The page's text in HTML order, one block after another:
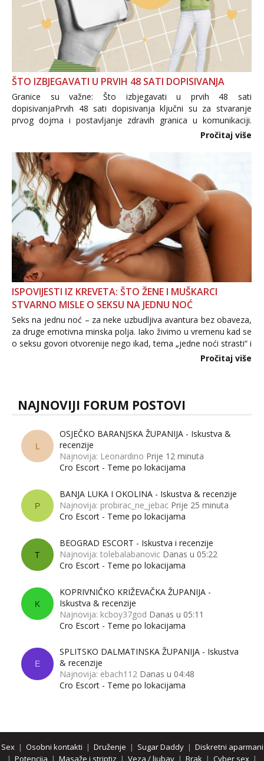
ŠTO IZBJEGAVATI U PRVIH 48 SATI DOPISIVANJA
Granice su važne: Što izbjegavati u prvih 48 sati
dopisivanjaPrvih 48 sati dopisivanja ključni su za stvaranje
prvog dojma i postavljanje zdravih granica u komunikaciji.
Važno je izbjeći prebrzo otkrivanje osobnih ili intimnih
informacija, jer nepoznata osoba još nije zaslužila to
povjerenje. Takođe...
Pročitaj više
ISPOVIJESTI IZ KREVETA: ŠTO ŽENE I MUŠKARCI
STVARNO MISLE O SEKSU NA JEDNU NOĆ
Seks na jednu noć – za neke uzbudljiva avantura bez obaveza,
za druge emotivna minska polja. Iako živimo u vremenu kad se
o seksu govori otvorenije nego ikad, tema „jedne noći strasti“ i
dalje izaziva burne rasprave. Što zapravo misle žene, a što
Pročitaj više
NAJNOVIJI FORUM POSTOVI
L
OSJEČKO BARANJSKA ŽUPANIJA - Iskustva &
recenzije
Najnovija: Leonardino Prije 12 minuta
Cro Escort - Teme po lokacijama
P
BANJA LUKA I OKOLINA - Iskustva & recenzije
Najnovija: probirac_ne_jebac Prije 25 minuta
Cro Escort - Teme po lokacijama
T
BEOGRAD ESCORT - Iskustva i recenzije
Najnovija: tolebalabanovic Danas u 05:22
Cro Escort - Teme po lokacijama
K
KOPRIVNIČKO KRIŽEVAČKA ŽUPANIJA -
Iskustva & recenzije
Najnovija: kcboy37god Danas u 05:11
Cro Escort - Teme po lokacijama
E
SPLITSKO DALMATINSKA ŽUPANIJA - Iskustva
& recenzije
Najnovija: ebach112 Danas u 04:48
Cro Escort - Teme po lokacijama
Sex| Osobni kontakti | Druženje | Sugar Daddy| Diskretni aparmani